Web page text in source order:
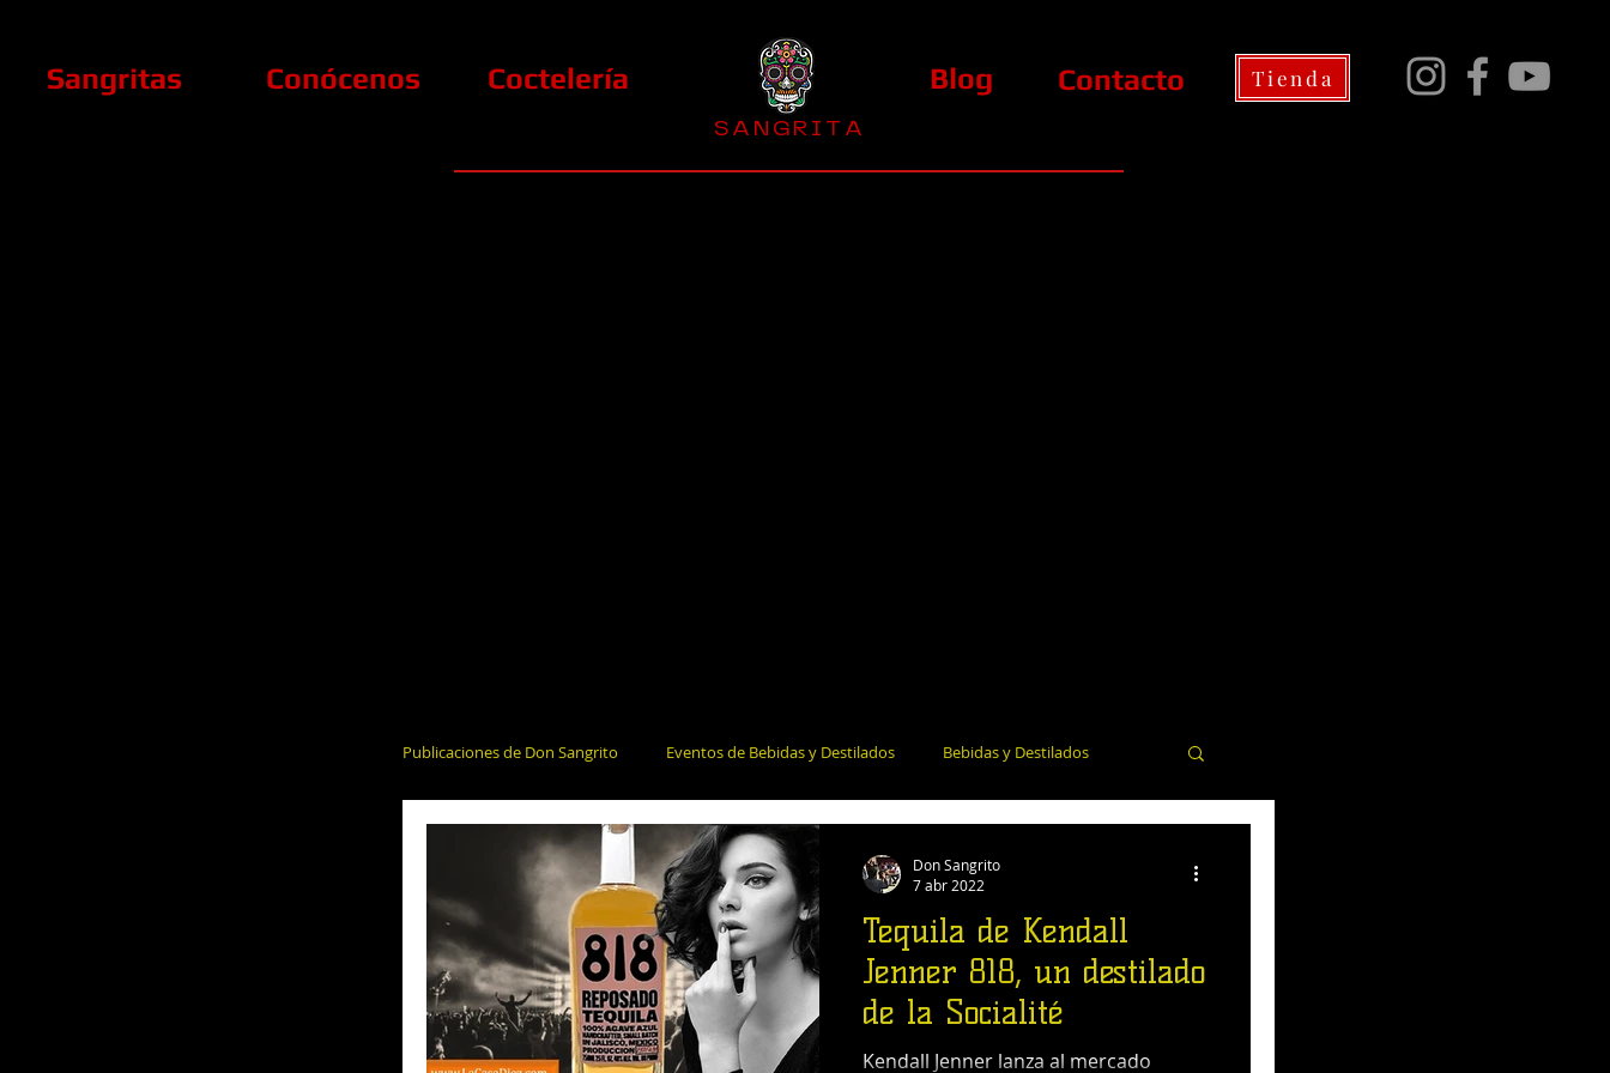
Sangritas Conócenos Coctelería Blog Contacto Tienda
S A N G R I T A
Publicaciones de Don Sangrito Eventos de Bebidas y Destilados Bebidas y Destilados
El Alcohol y la Salud Bares y Restaurantes
Tequila de Kendall
Jenner 818, un destilado
de la Socialité
Kendall Jenner lanza al mercado
Don Sangrito
7 abr 2022